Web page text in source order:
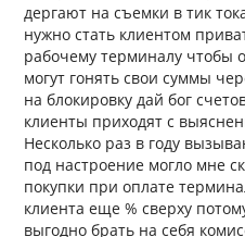
дергают на съемки в тик
нужно стать клиентом
рабочему терминалу чтобы
могут гонять свои суммы
на блокировку дай бог
клиенты приходят с
Несколько раз в году
под настроение могло мне
покупки при оплате
клиента еще % сверху
выгодно брать на себя